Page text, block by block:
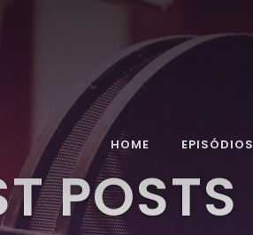
HOME EPISÓDIOS
POSTS